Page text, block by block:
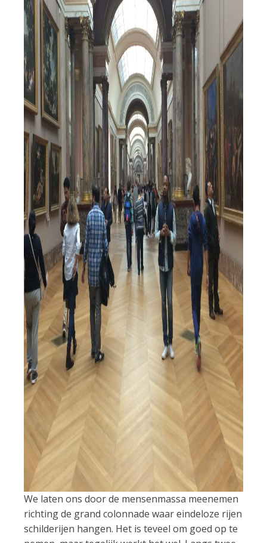
We laten ons door de mensenmassa meenemen
richting de grand colonnade waar eindeloze rijen
schilderijen hangen. Het is teveel om goed op te